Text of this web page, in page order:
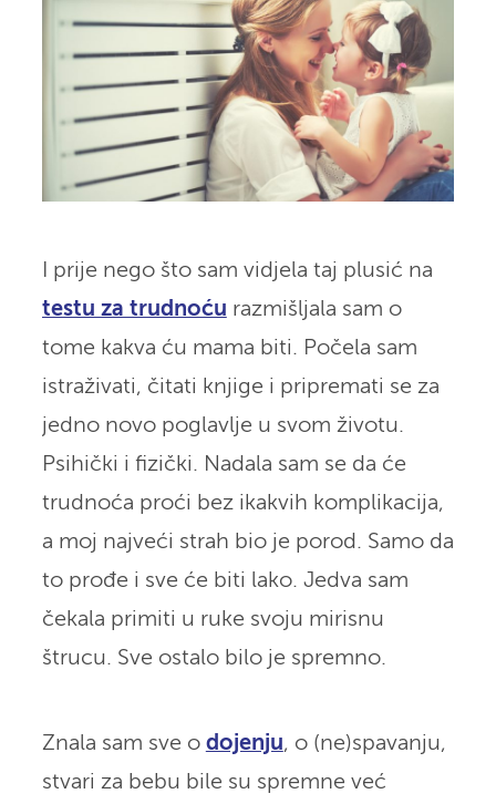
I prije nego što sam vidjela taj plusić na
testu za trudnoću razmišljala sam o
tome kakva ću mama biti. Počela sam
istraživati, čitati knjige i pripremati se za
jedno novo poglavlje u svom životu.
Psihički i fizički. Nadala sam se da će
trudnoća proći bez ikakvih komplikacija,
a moj najveći strah bio je porod. Samo da
to prođe i sve će biti lako. Jedva sam
čekala primiti u ruke svoju mirisnu
štrucu. Sve ostalo bilo je spremno.
Znala sam sve o dojenju, o (ne)spavanju,
stvari za bebu bile su spremne već